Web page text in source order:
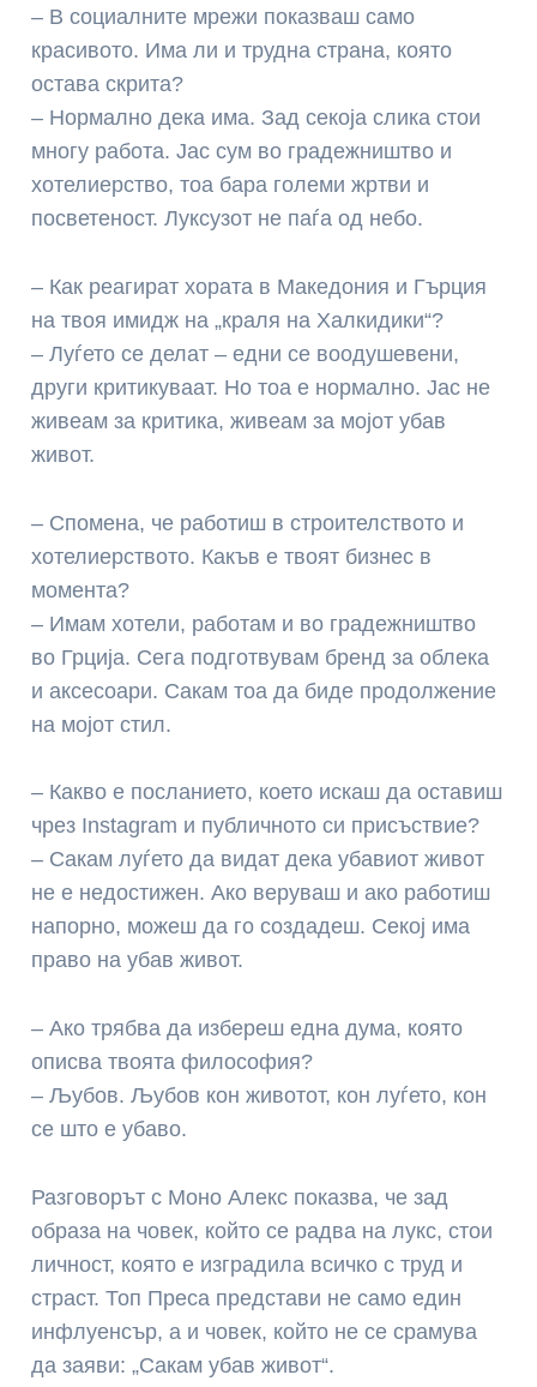
– В социалните мрежи показваш само
красивото. Има ли и трудна страна, която
остава скрита?
– Нормално дека има. Зад секоја слика стои
многу работа. Јас сум во градежништво и
хотелиерство, тоа бара големи жртви и
посветеност. Луксузот не паѓа од небо.
– Как реагират хората в Македония и Гърция
на твоя имидж на „краля на Халкидики“?
– Луѓето се делат – едни се воодушевени,
други критикуваат. Но тоа е нормално. Јас не
живеам за критика, живеам за мојот убав
живот.
– Спомена, че работиш в строителството и
хотелиерството. Какъв е твоят бизнес в
момента?
– Имам хотели, работам и во градежништво
во Грција. Сега подготвувам бренд за облека
и аксесоари. Сакам тоа да биде продолжение
на мојот стил.
– Какво е посланието, което искаш да оставиш
чрез Instagram и публичното си присъствие?
– Сакам луѓето да видат дека убавиот живот
не е недостижен. Ако веруваш и ако работиш
напорно, можеш да го создадеш. Секој има
право на убав живот.
– Ако трябва да избереш една дума, която
описва твоята философия?
– Љубов. Љубов кон животот, кон луѓето, кон
се што е убаво.
Разговорът с Моно Алекс показва, че зад
образа на човек, който се радва на лукс, стои
личност, която е изградила всичко с труд и
страст. Топ Преса представи не само един
инфлуенсър, а и човек, който не се срамува
да заяви: „Сакам убав живот“.